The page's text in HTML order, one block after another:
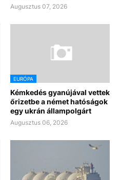
Augusztus 07, 2026
EURÓPA
Kémkedés gyanújával vettek
őrizetbe a német hatóságok
egy ukrán állampolgárt
Augusztus 06, 2026